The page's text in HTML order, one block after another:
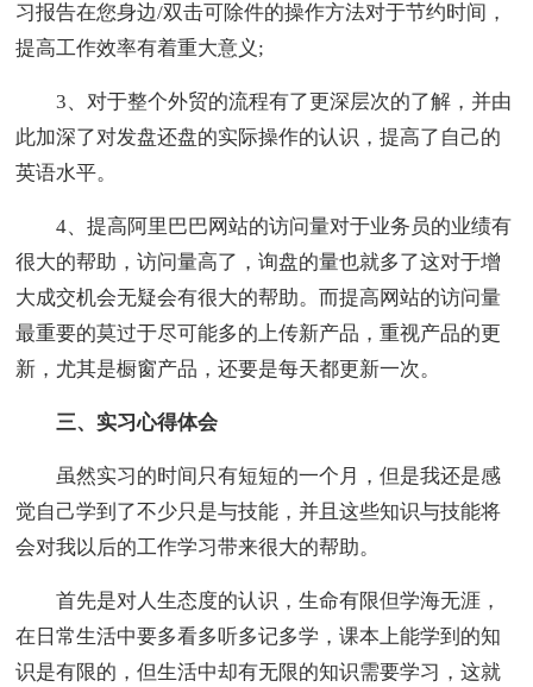
习报告在您身边/双击可除件的操作方法对于节约时间，
提高工作效率有着重大意义;
3、对于整个外贸的流程有了更深层次的了解，并由
此加深了对发盘还盘的实际操作的认识，提高了自己的
英语水平。
4、提高阿里巴巴网站的访问量对于业务员的业绩有
很大的帮助，访问量高了，询盘的量也就多了这对于增
大成交机会无疑会有很大的帮助。而提高网站的访问量
最重要的莫过于尽可能多的上传新产品，重视产品的更
新，尤其是橱窗产品，还要是每天都更新一次。
三、实习心得体会
虽然实习的时间只有短短的一个月，但是我还是感
觉自己学到了不少只是与技能，并且这些知识与技能将
会对我以后的工作学习带来很大的帮助。
首先是对人生态度的认识，生命有限但学海无涯，
在日常生活中要多看多听多记多学，课本上能学到的知
识是有限的，但生活中却有无限的知识需要学习，这就